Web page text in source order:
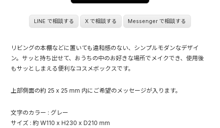
LINE で相談する X で相談する Messenger で相談する
リビングの本棚などに置いても違和感のない、シンプルモダンなデザイ
ン。サッと持ち出せて、おうちの中のお好きな場所でメイクでき、使用後
もサッとしまえる便利なコスメボックスです。
上部側面の約 25 x 25 mm 内にご希望のメッセージが入ります。
文字のカラー : グレー
サイズ : 約 W110 x H230 x D210 mm